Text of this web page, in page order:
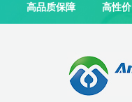
高品质保障 高性